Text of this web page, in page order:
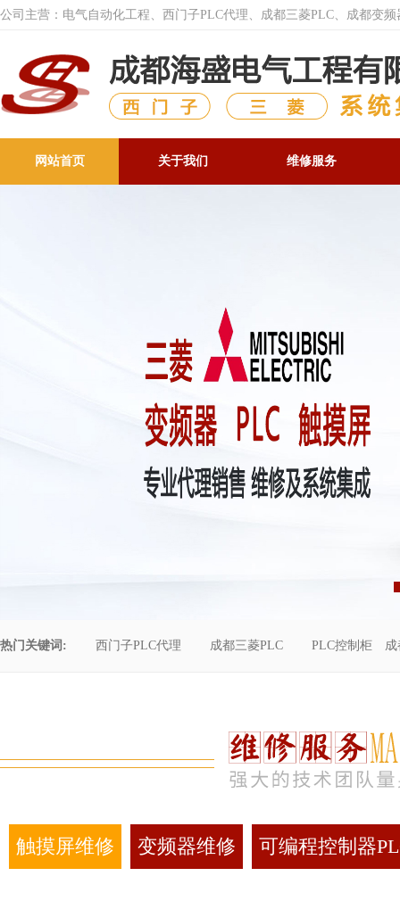
公司主营：电气自动化工程、西门子PLC代理、成都三菱PLC、成都变
网站首页 关于我们 维修服务
热门关键词: 西门子PLC代理 成都三菱PLC PLC控制柜
触摸屏维修 变频器维修 可编程控制器